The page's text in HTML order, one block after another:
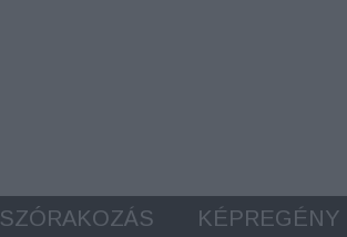
SZÓRAKOZÁS KÉPREGÉNY